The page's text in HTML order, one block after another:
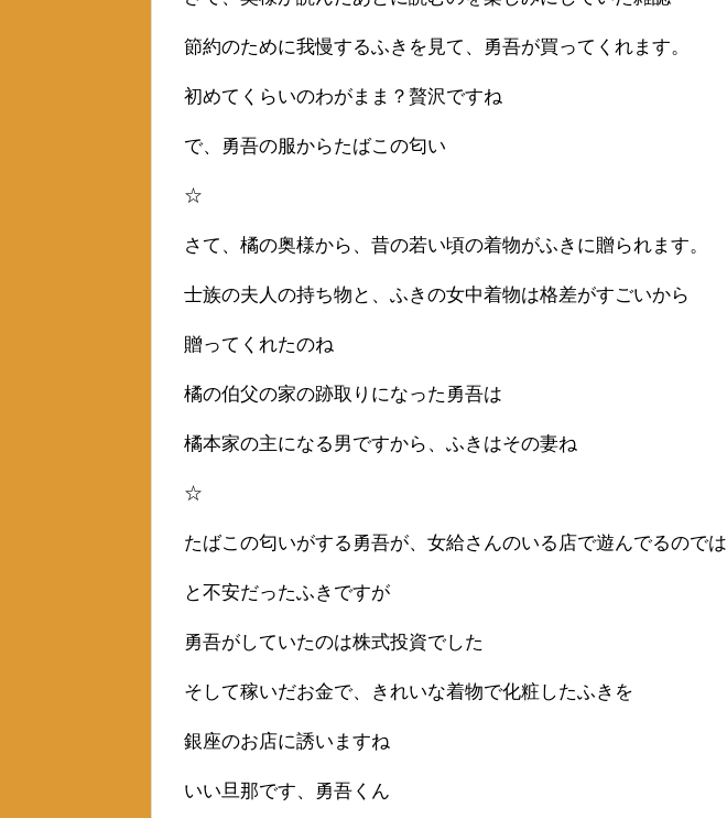
節約のために我慢するふきを見て、勇吾が買ってくれます。
初めてくらいのわがまま？贅沢ですね
で、勇吾の服からたばこの匂い
☆
さて、橘の奥様から、昔の若い頃の着物がふきに贈られます。
士族の夫人の持ち物と、ふきの女中着物は格差がすごいから
贈ってくれたのね
橘の伯父の家の跡取りになった勇吾は
橘本家の主になる男ですから、ふきはその妻ね
☆
たばこの匂いがする勇吾が、女給さんのいる店で遊んでるのでは
と不安だったふきですが
勇吾がしていたのは株式投資でした
そして稼いだお金で、きれいな着物で化粧したふきを
銀座のお店に誘いますね
いい旦那です、勇吾くん